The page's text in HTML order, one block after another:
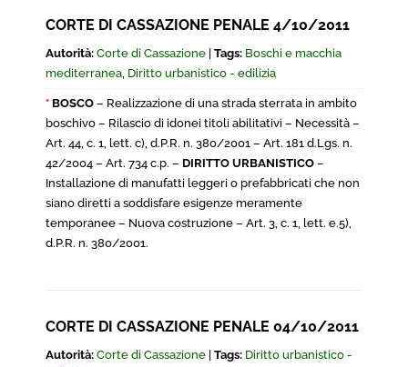
CORTE DI CASSAZIONE PENALE 4/10/2011
Autorità: Corte di Cassazione Tags: Boschi e macchia
mediterranea, Diritto urbanistico - edilizia
* BOSCO – Realizzazione di una strada sterrata in ambito
boschivo – Rilascio di idonei titoli abilitativi – Necessità –
Art. 44, c. 1, lett. c), d.P.R. n. 380/2001 – Art. 181 d.Lgs. n.
42/2004 – Art. 734 c.p. – DIRITTO URBANISTICO –
Installazione di manufatti leggeri o prefabbricati che non
siano diretti a soddisfare esigenze meramente
temporanee – Nuova costruzione – Art. 3, c. 1, lett. e.5),
d.P.R. n. 380/2001.
CORTE DI CASSAZIONE PENALE 04/10/2011
Autorità: Corte di Cassazione Tags: Diritto urbanistico -